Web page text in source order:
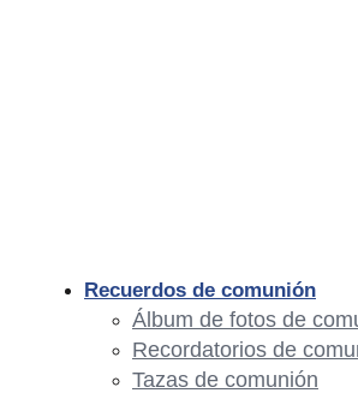
Recuerdos de comunión
Álbum de fotos de
Recordatorios de
Tazas de comunión